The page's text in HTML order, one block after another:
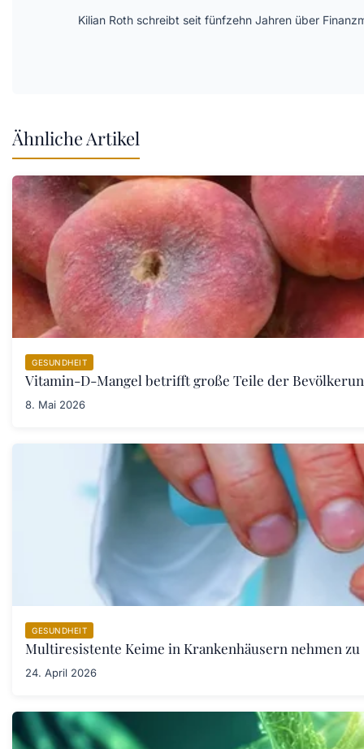
Kilian Roth schreibt seit fünfzehn Jahren über
Ähnliche Artikel
GESUNDHEIT
Vitamin-D-Mangel betrifft große Teile der
8. Mai 2026
GESUNDHEIT
Multiresistente Keime in Krankenhäusern nehmen zu
24. April 2026